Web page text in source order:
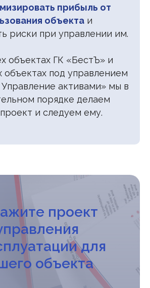
прибыль от
объекта и
риски при управлении им.
объектах ГК «БестЪ» и
объектах под управлением
активами» мы в
порядке делаем
и следуем ему.
проект
для
объекта